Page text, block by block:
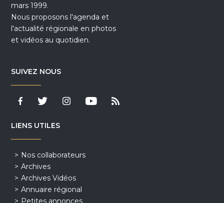
mars 1999.
Nous proposons l'agenda et
l'actualité régionale en photos
et vidéos au quotidien.
SUIVEZ NOUS
LIENS UTILES
Nos collaborateurs
Archives
Archives Vidéos
Annuaire régional
Petites annonces